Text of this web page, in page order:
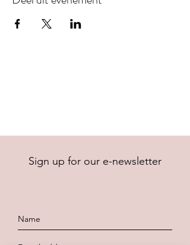
Sign up for our e-newsletter